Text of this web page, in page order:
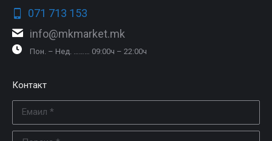
071 713 153
info@mkmarket.mk
Пон. – Нед. ……… 09:00ч – 22:00ч
Контакт